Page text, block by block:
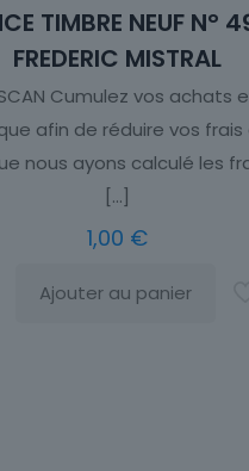
TIMBRE NEUF N°
FREDERIC MISTRAL
SCAN Cumulez vos achats
afin de réduire vos frais
nous ayons calculé les
[…]
1,00 €
Ajouter au panier